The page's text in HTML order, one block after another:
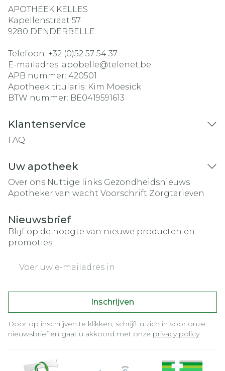
APOTHEEK KELLES
Kapellenstraat 57
9280 DENDERBELLE
Telefoon: +32 (0)52 57 54 37
E-mailadres: apobelle@telenet.be
APB nummer: 420501
Apotheek titularis: Kim Moesick
BTW nummer: BE0419591613
Klantenservice
FAQ
Uw apotheek
Over ons Nuttige links Gezondheidsnieuws
Apotheker van wacht Voorschrift Zorgtarieven
Nieuwsbrief
Blijf op de hoogte van nieuwe producten en
promoties
Inschrijven
Door op inschrijven te klikken, schrijft u zich in voor onze
nieuwsbrief en gaat u akkoord met onze privacy policy.